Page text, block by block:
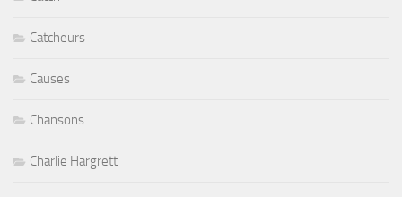
Catcheurs
Causes
Chansons
Charlie Hargrett